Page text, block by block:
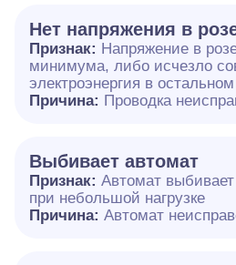
Нет напряжения в
Признак: Напряжение в
минимума, либо исчезло
электроэнергия в
Причина: Проводка
Выбивает автомат
Признак: Автомат
при небольшой нагрузке
Причина: Автомат